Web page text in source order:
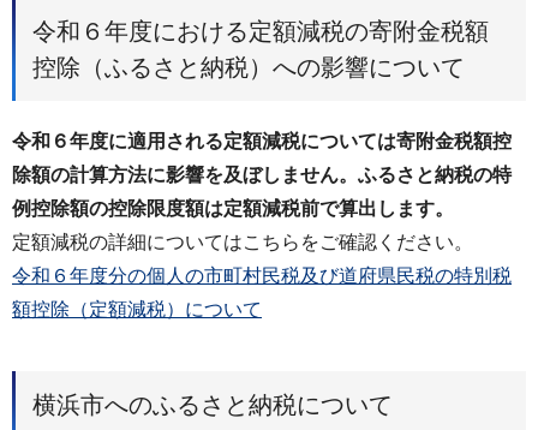
令和６年度における定額減税の寄附金税額
控除（ふるさと納税）への影響について
令和６年度に適用される定額減税については寄附金税額控
除額の計算方法に影響を及ぼしません。ふるさと納税の特
例控除額の控除限度額は定額減税前で算出します。
定額減税の詳細についてはこちらをご確認ください。
令和６年度分の個人の市町村民税及び道府県民税の特別税
額控除（定額減税）について
横浜市へのふるさと納税について